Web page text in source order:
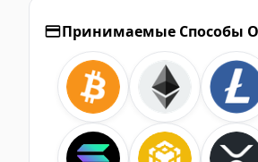
Принимаемые Способы